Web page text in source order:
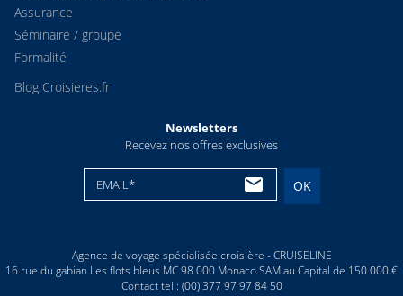
Assurance
Séminaire / groupe
Formalité
Blog Croisieres.fr
Newsletters
Recevez nos offres exclusives
EMAIL* OK
Agence de voyage spécialisée croisière - CRUISELINE
16 rue du gabian Les flots bleus MC 98 000 Monaco SAM au Capital de 150 000 €
Contact tel : (00) 377 97 97 84 50